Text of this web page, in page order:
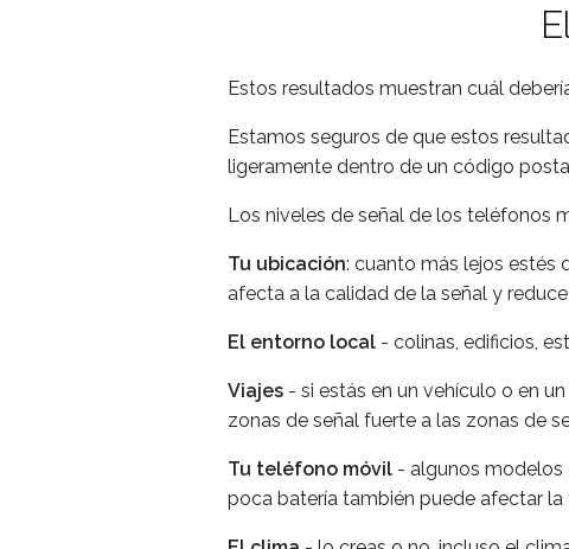
Estos resultados muestran cuál
Estamos seguros de que estos
ligeramente dentro de un código
Los niveles de señal de los teléfonos
Tu ubicación: cuanto más lejos estés
afecta a la calidad de la señal y
El entorno local - colinas, edificios,
Viajes - si estás en un vehículo o en
zonas de señal fuerte a las zonas de
Tu teléfono móvil - algunos modelos
poca batería también puede afectar